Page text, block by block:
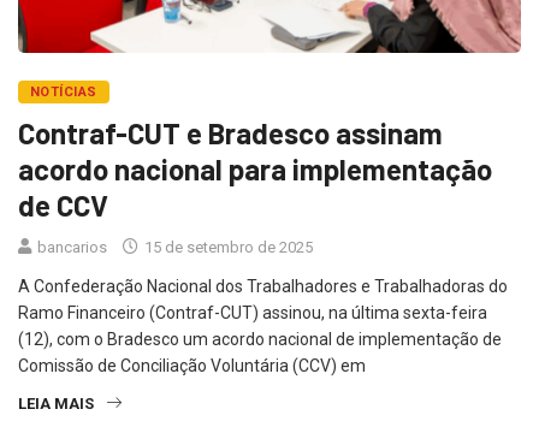
NOTÍCIAS
Contraf-CUT e Bradesco assinam
acordo nacional para implementação
de CCV
bancarios 15 de setembro de 2025
A Confederação Nacional dos Trabalhadores e Trabalhadoras do
Ramo Financeiro (Contraf-CUT) assinou, na última sexta-feira
(12), com o Bradesco um acordo nacional de implementação de
Comissão de Conciliação Voluntária (CCV) em
LEIA MAIS